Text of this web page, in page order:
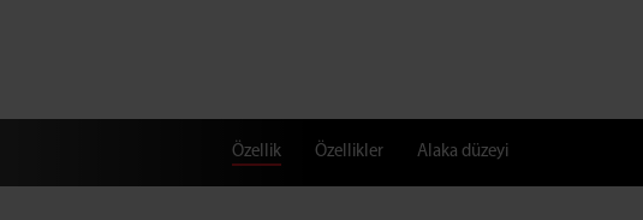
Özellik Özellikler Alaka düzeyi